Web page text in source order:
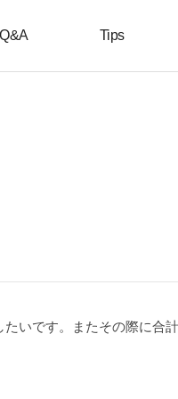
Q&A Tips
いです。またその際に合